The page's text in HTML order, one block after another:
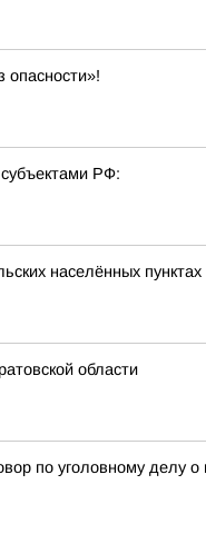
опасности»!
РФ:
населённых пунктах
области
по уголовному